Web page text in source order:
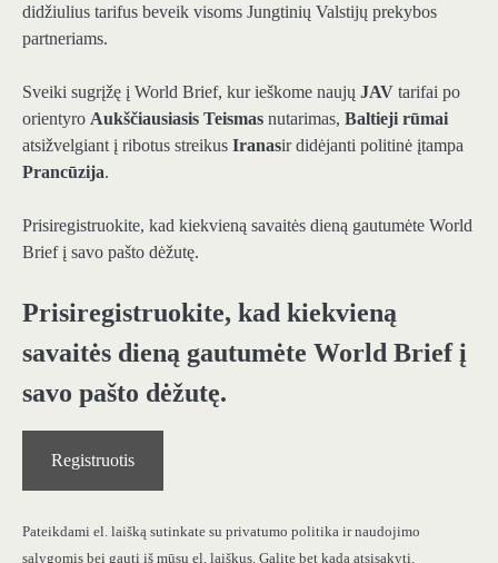
didžiulius tarifus beveik visoms Jungtinių Valstijų prekybos
partneriams.
Sveiki sugrįžę į World Brief, kur ieškome naujų JAV tarifai po
orientyro Aukščiausiasis Teismas nutarimas, Baltieji rūmai
atsižvelgiant į ribotus streikus Iranasir didėjanti politinė įtampa
Prancūzija.
Prisiregistruokite, kad kiekvieną savaitės dieną gautumėte World
Brief į savo pašto dėžutę.
Prisiregistruokite, kad kiekvieną
savaitės dieną gautumėte World Brief į
savo pašto dėžutę.
Registruotis
Pateikdami el. laišką sutinkate su privatumo politika ir naudojimo
sąlygomis bei gauti iš mūsų el. laiškus. Galite bet kada atsisakyti.